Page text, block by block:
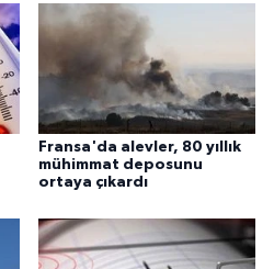
Fransa'da alevler, 80 yıllık
mühimmat deposunu
ortaya çıkardı